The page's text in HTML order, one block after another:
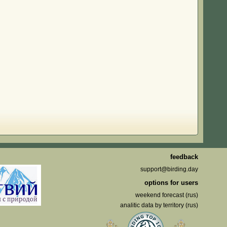
feedback
support@birding.day
options for users
weekend forecast (rus)
analitic data by territory (rus)